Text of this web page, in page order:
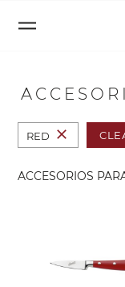
RED close
ACCESORIOS